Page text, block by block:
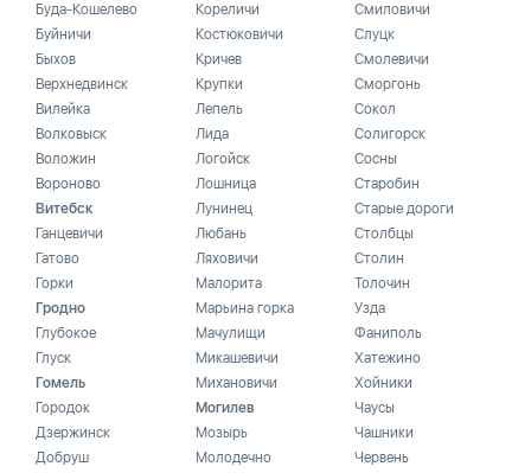
Буда-Кошелево
Буйничи
Быхов
Верхнедвинск
Вилейка
Волковыск
Воложин
Вороново
Витебск
Ганцевичи
Гатово
Горки
Гродно
Глубокое
Глуск
Гомель
Городок
Дзержинск
Добруш
Кореличи
Костюковичи
Кричев
Крупки
Лепель
Лида
Логойск
Лошница
Лунинец
Любань
Ляховичи
Малорита
Марьина горка
Мачулищи
Микашевичи
Михановичи
Могилев
Мозырь
Молодечно
Смиловичи
Слуцк
Смолевичи
Сморгонь
Сокол
Солигорск
Сосны
Старобин
Старые дороги
Столбцы
Столин
Толочин
Узда
Фаниполь
Хатежино
Хойники
Чаусы
Чашники
Червень